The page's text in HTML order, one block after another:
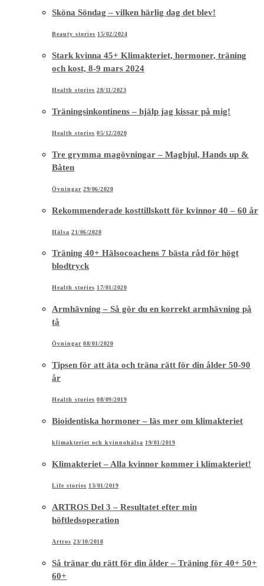
Sköna Söndag – vilken härlig dag det blev!
Beauty stories 15/02/2024
Stark kvinna 45+ Klimakteriet, hormoner, träning
och kost, 8-9 mars 2024
Health stories 28/11/2023
Träningsinkontinens – hjälp jag kissar på mig!
Health stories 05/12/2020
Tre grymma magövningar – Maghjul, Hands up &
Båten
Övningar 29/06/2020
Rekommenderade kosttillskott för kvinnor 40 – 60 år
Hälsa 21/06/2020
Träning 40+ Hälsocoachens 7 bästa råd för högt
blodtryck
Health stories 17/01/2020
Armhävning – Så gör du en korrekt armhävning på
tå
Övningar 08/01/2020
Tipsen för att äta och träna rätt för din ålder 50-90
år
Health stories 08/09/2019
Bioidentiska hormoner – läs mer om klimakteriet
klimakteriet och kvinnohälsa 19/01/2019
Klimakteriet – Alla kvinnor kommer i klimakteriet!
Life stories 13/01/2019
ARTROS Del 3 – Resultatet efter min
höftledsoperation
Artros 23/10/2018
Så tränar du rätt för din ålder – Träning för 40+ 50+
60+